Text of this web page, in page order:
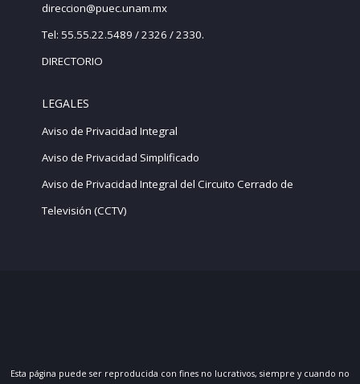
direccion@puec.unam.mx
Tel: 55.55.22.5489 / 2326 / 2330.
DIRECTORIO
LEGALES
Aviso de Privacidad Integral
Aviso de Privacidad Simplificado
Aviso de Privacidad Integral del Circuito Cerrado de
Televisión (CCTV)
Esta página puede ser reproducida con fines no lucrativos, siempre y cuando no